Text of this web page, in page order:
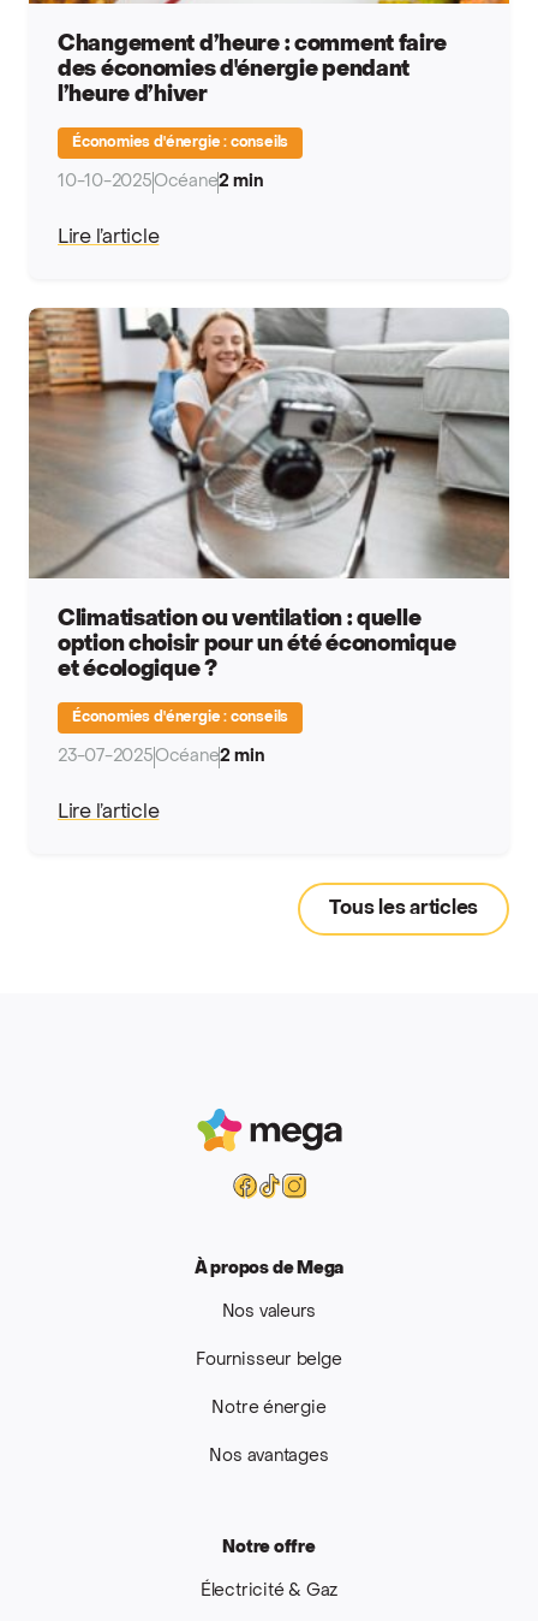
Changement d’heure : comment faire
des économies d'énergie pendant
l’heure d’hiver
Économies d'énergie : conseils
10-10-2025Océane2 min
Lire l’article
Climatisation ou ventilation : quelle
option choisir pour un été économique
et écologique ?
Économies d'énergie : conseils
23-07-2025Océane2 min
Lire l’article
Tous les articles
Mega
Facebook
Tiktok
Instagram
À propos de Mega
Nos valeurs
Fournisseur belge
Notre énergie
Nos avantages
Notre offre
Électricité & Gaz